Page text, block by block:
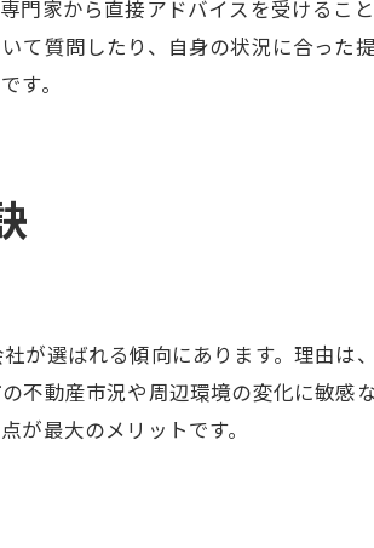
売却術
格設定のコツ
テナンスの工夫
のポイント
の目安と実態
手順解説
を短縮する方法
門家から直接アドバイスを受けるこ
て質問したり、自身の状況に合った
す。
が選ばれる傾向にあります。理由は
不動産市況や周辺環境の変化に敏感
最大のメリットです。